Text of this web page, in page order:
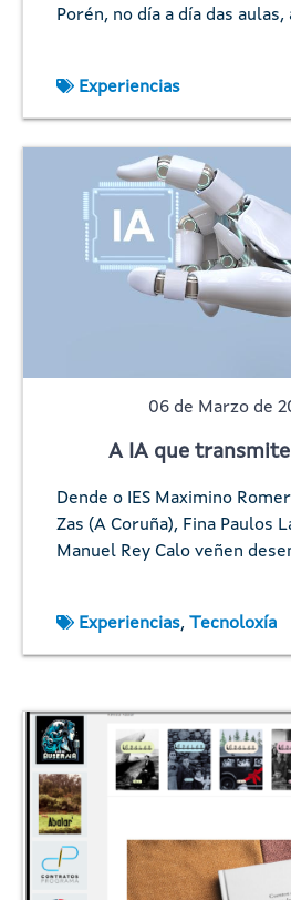
Porén, no día a día das aulas,
Experiencias
06 de Marzo de
A IA que
Dende o IES Maximino
Zas (A Coruña), Fina Paulos
Manuel Rey Calo veñen
Experiencias, Tecnoloxía